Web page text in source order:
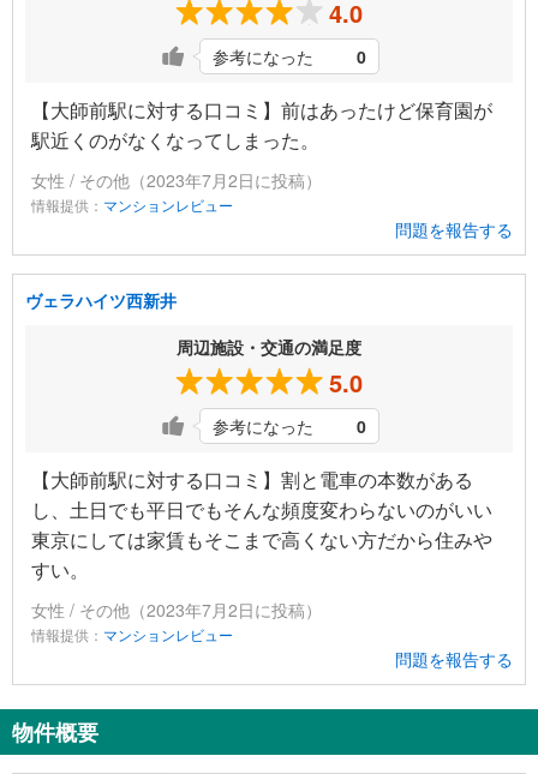
4.0
参考になった 0
【大師前駅に対する口コミ】前はあったけど保育園が
駅近くのがなくなってしまった。
女性 / その他（2023年7月2日に投稿）
情報提供： マンションレビュー
問題を報告する
ヴェラハイツ西新井
周辺施設・交通の満足度
5.0
参考になった 0
【大師前駅に対する口コミ】割と電車の本数がある
し、土日でも平日でもそんな頻度変わらないのがいい
東京にしては家賃もそこまで高くない方だから住みや
すい。
女性 / その他（2023年7月2日に投稿）
情報提供： マンションレビュー
問題を報告する
物件概要